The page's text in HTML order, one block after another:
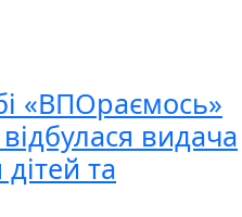
«ВПОраємось»
видача
дітей та